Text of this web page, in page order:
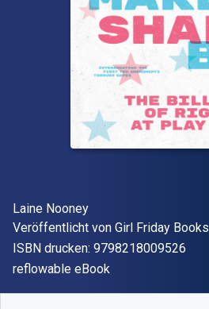
Autor(en)
Laine Nooney
Verleger
Veröffentlicht von Girl Friday Books
ISBN drucken: 9798218009526
Format
reflowable eBook